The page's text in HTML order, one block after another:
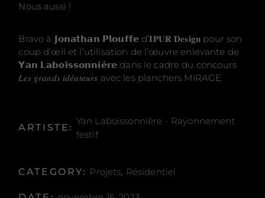
Nous aussi !
Bravo à 𝗝𝗼𝗻𝗮𝘁𝗵𝗮𝗻 𝗣𝗹𝗼𝘂𝗳𝗳𝗲 d’𝐈𝐏𝐔𝐑 𝐃𝐞𝐬𝐢𝐠𝐧 pour son
coup d’œil et l’utilisation de l’œuvre enlevante de
𝗬𝗮𝗻 𝗟𝗮𝗯𝗼𝗶𝘀𝘀𝗼𝗻𝗻𝗶𝗲̀𝗿𝗲 dans le cadre du concours
𝐿𝑒𝑠 𝑔𝑟𝑎𝑛𝑑𝑠 𝑖𝑑𝑒́𝑎𝑡𝑒𝑢𝑟𝑠 avec les planchers MIRAGE.
ARTISTE:
Yan Laboissonnière - Rayonnement
festif
CATEGORY: Projets Résidentiel